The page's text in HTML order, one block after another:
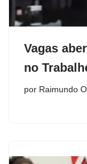
Vagas
no
por Raimundo